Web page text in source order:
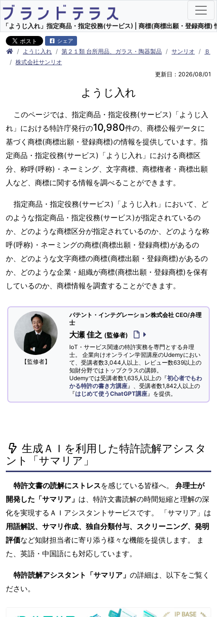
「ようじ入れ」指定商品・指定役務(サービス) | 商標(商標出願・登録商標)
シェア
ようじ入れ 第２１類 台所用品、ガラス・陶器製品 サンリオ
Ｂ
株式会社サンリオ
更新日：2026/08/01
ようじ入れ
このページでは、指定商品・指定役務(サービス)「ようじ入
れ」における特許庁発行の10,980件の、商標公報データに
基づく商標(商標出願・登録商標)の情報を提供しています。指
定商品・指定役務(サービス)「ようじ入れ」における商標区
分、称呼(呼称)・ネーミング、文字商標、商標権者・商標出願
人など、商標に関する情報を調べることができます。
指定商品・指定役務(サービス)「ようじ入れ」において、ど
のような指定商品・指定役務(サービス)が指定されているの
か、どのような商標区分が指定されているのか、どのような称
呼(呼称)・ネーミングの商標(商標出願・登録商標)があるの
か、どのような文字商標の商標(商標出願・登録商標)があるの
か、どのような企業・組織が商標(商標出願・登録商標)を保有
しているのか、商標情報を調査することができます。
【監修者】
パテント・インテグレーション株式会社 CEO/弁理
士
大瀬 佳之 (監修者)
IoT・サービス関連の特許実務を専門とする弁理
士。 企業向けオンライン学習講座のUdemyにおい
て、受講者数3,044人以上、レビュー数639以上の
知財分野ではトップクラスの講師。
Udemyでは受講者数1,635人以上の『初心者でもわ
かる特許の書き方講座 』、受講者数1,842人以上の
『はじめて使うChatGPT講座 』を提供。
生成ＡＩを利用した特許読解アシスタ
ント「サマリア」
特許文書の読解にストレスを感じている皆様へ。 弁理士が
開発した「サマリア」 は、特許文書読解の時間短縮と理解の深
化を実現するＡＩアシスタントサービスです。 「サマリア」は
用語解説、サマリ作成、独自分類付与、スクリーニング、発明
評価など知財担当者に寄り添う様々な機能を提供します。 ま
た、英語・中国語にも対応しています。
特許読解アシスタント「サマリア」 の詳細は、以下をご覧く
ださい。